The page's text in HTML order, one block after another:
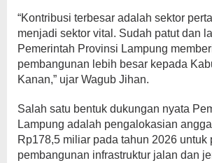
​“Kontribusi terbesar adalah sektor
menjadi sektor vital. Sudah patut dan
Pemerintah Provinsi Lampung
pembangunan lebih besar kepada
Kanan,” ujar Wagub Jihan.
​Salah satu bentuk dukungan nyata
Lampung adalah pengalokasian
Rp178,5 miliar pada tahun 2026 untuk
pembangunan infrastruktur jalan dan